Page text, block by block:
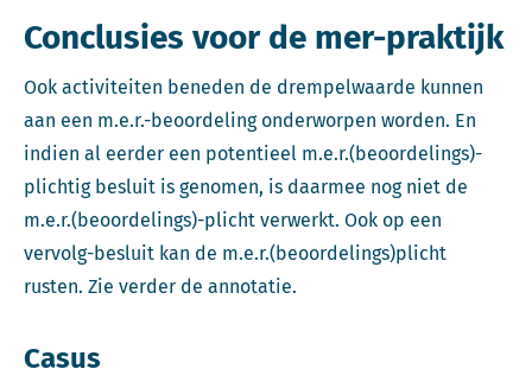
Conclusies voor de mer-praktijk
Ook activiteiten beneden de drempelwaarde kunnen
aan een m.e.r.-beoordeling onderworpen worden. En
indien al eerder een potentieel m.e.r.(beoordelings)-
plichtig besluit is genomen, is daarmee nog niet de
m.e.r.(beoordelings)-plicht verwerkt. Ook op een
vervolg-besluit kan de m.e.r.(beoordelings)plicht
rusten. Zie verder de annotatie.
Casus